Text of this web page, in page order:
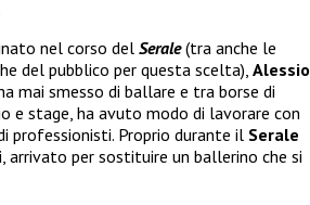
nel corso del Serale(tra anche le
del pubblico per questa scelta), Alessio
mai smesso di ballare e tra borse di
e stage, ha avuto modo di lavorare con
professionisti. Proprio durante il Serale
per sostituire un ballerino che si